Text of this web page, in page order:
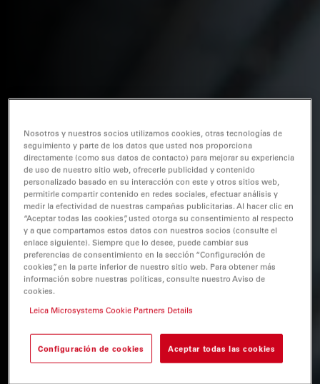
Nosotros y nuestros socios utilizamos cookies, otras tecnologías de
seguimiento y parte de los datos que usted nos proporciona
directamente (como sus datos de contacto) para mejorar su experiencia
de uso de nuestro sitio web, ofrecerle publicidad y contenido
personalizado basado en su interacción con este y otros sitios web,
permitirle compartir contenido en redes sociales, efectuar análisis y
medir la efectividad de nuestras campañas publicitarias. Al hacer clic en
“Aceptar todas las cookies”, usted otorga su consentimiento al respecto
y a que compartamos estos datos con nuestros socios (consulte el
enlace siguiente). Siempre que lo desee, puede cambiar sus
preferencias de consentimiento en la sección “Configuración de
cookies”, en la parte inferior de nuestro sitio web. Para obtener más
información sobre nuestras políticas, consulte nuestro Aviso de
cookies.
Leica Microsystems Cookie Partners Details
Configuración de cookies Aceptar todas las cookies